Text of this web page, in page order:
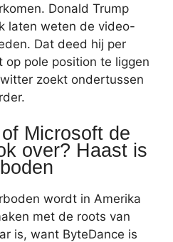
Donald Trump
laten weten de video-
Dat deed hij per
pole position te liggen
zoekt ondertussen
Microsoft de
over? Haast is
wordt in Amerika
met de roots van
is, want ByteDance is